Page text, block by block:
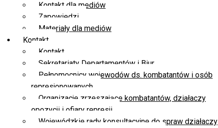
Kontakt dla mediów
Zapowiedzi
Materiały dla mediów
Kontakt
Kontakt
Sekretariaty Departamentów i Biur
Pełnomocnicy wojewodów ds. kombatantów i osób
represjonowanych
Organizacje zrzeszające kombatantów, działaczy
opozycji i ofiary represji
Wojewódzkie rady konsultacyjne do spraw działaczy